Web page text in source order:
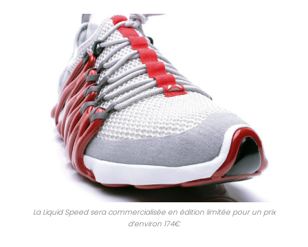
La Liquid Speed sera commercialisée en édition limitée pour un prix
d’environ 174€